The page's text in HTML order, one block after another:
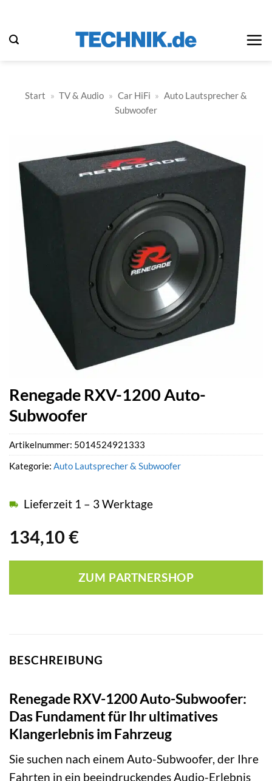
springen
Start » TV & Audio » Car HiFi » Auto Lautsprecher &
Subwoofer
Renegade RXV-1200 Auto-
Subwoofer
134,10 €
Lieferzeit 1 – 3 Werktage
ZUM PARTNERSHOP
Artikelnummer: 5014524921333
Kategorie: Auto Lautsprecher & Subwoofer
BESCHREIBUNG
Renegade RXV-1200 Auto-Subwoofer:
Das Fundament für Ihr ultimatives
Klangerlebnis im Fahrzeug
Sie suchen nach einem Auto-Subwoofer, der Ihre
Fahrten in ein beeindruckendes Audio-Erlebnis